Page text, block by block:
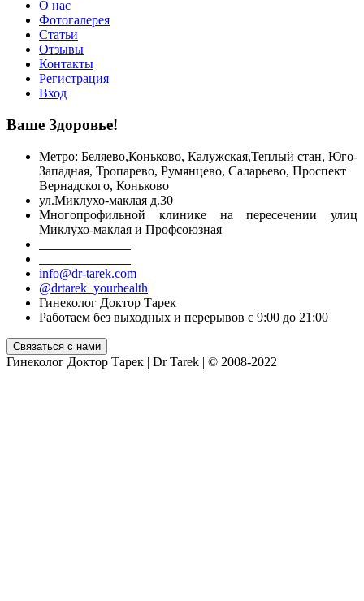
О нас
Фотогалерея
Статьи
Отзывы
Контакты
Регистрация
Вход
Ваше Здоровье!
Метро: Беляево,Коньково, Калужская,Теплый стан, Юго-
Западная, Тропарево, Румянцево, Саларьево, Проспект
Вернадского, Коньково
ул.Миклухо-маклая д.30
Многопрофильной клинике на пересечении улиц
Миклухо-маклая и Профсоюзная
info@dr-tarek.com
@drtarek_yourhealth
Гинеколог Доктор Тарек
Работаем без выходных и перерывов с 9:00 до 21:00
Гинеколог Доктор Тарек | Dr Tarek | © 2008-2022